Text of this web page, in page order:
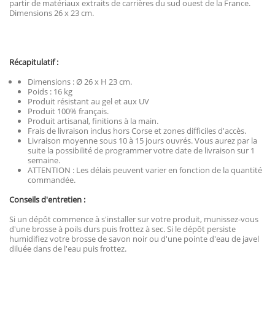
partir de matériaux extraits de carrières du sud ouest de la France.
Dimensions 26 x 23 cm.
Récapitulatif :
Dimensions : Ø 26 x H 23 cm.
Poids : 16 kg
Produit résistant au gel et aux UV
Produit 100% français.
Produit artisanal, finitions à la main.
Frais de livraison inclus hors Corse et zones difficiles d'accès.
Livraison moyenne sous 10 à 15 jours ouvrés. Vous aurez par la
suite la possibilité de programmer votre date de livraison sur 1
semaine.
ATTENTION : Les délais peuvent varier en fonction de la quantité
commandée.
Conseils d'entretien :
Si un dépôt commence à s'installer sur votre produit, munissez-vous
d'une brosse à poils durs puis frottez à sec. Si le dépôt persiste
humidifiez votre brosse de savon noir ou d'une pointe d'eau de javel
diluée dans de l'eau puis frottez.